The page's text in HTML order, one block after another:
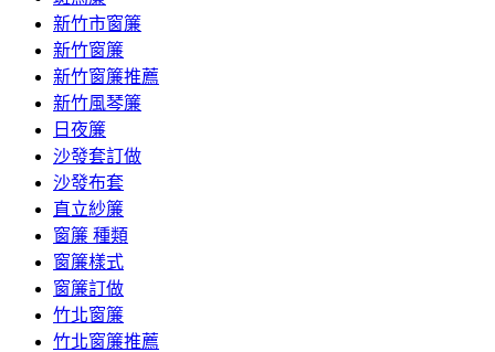
新竹市窗簾
新竹窗簾
新竹窗簾推薦
新竹風琴簾
日夜簾
沙發套訂做
沙發布套
直立紗簾
窗簾 種類
窗簾樣式
窗簾訂做
竹北窗簾
竹北窗簾推薦